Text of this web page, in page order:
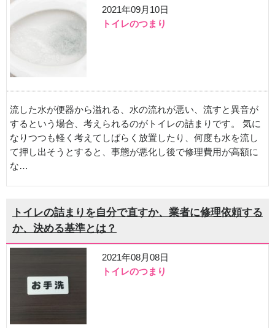
2021年09月10日
トイレのつまり
流した水が便器から溢れる、水の流れが悪い、流すと異音が
するという場合、考えられるのがトイレの詰まりです。 気に
なりつつも軽く考えてしばらく放置したり、何度も水を流し
て押し出そうとすると、事態が悪化し後で修理費用が高額に
な…
トイレの詰まりを自分で直すか、業者に修理依頼する
か、決める基準とは？
2021年08月08日
トイレのつまり